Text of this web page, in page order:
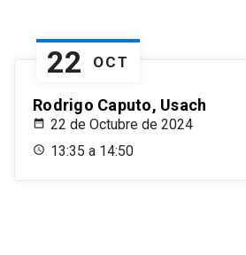
22 OCT
Rodrigo Caputo, Usach
22 de Octubre de 2024
13:35 a 14:50